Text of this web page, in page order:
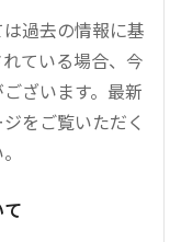
過去の情報に基
ている場合、今
ざいます。最新
をご覧いただく